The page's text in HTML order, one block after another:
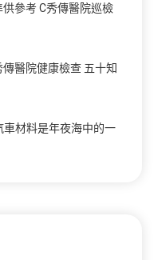
參考 C秀傳醫院巡檢
醫院健康檢查 五十知
車材料是年夜海中的一